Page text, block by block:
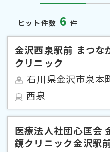
ヒット件数 6 件
金沢西泉駅前 まつな
クリニック
石川県金沢市泉本
西泉
医療法人社団心匡会
鏡クリニック金沢駅